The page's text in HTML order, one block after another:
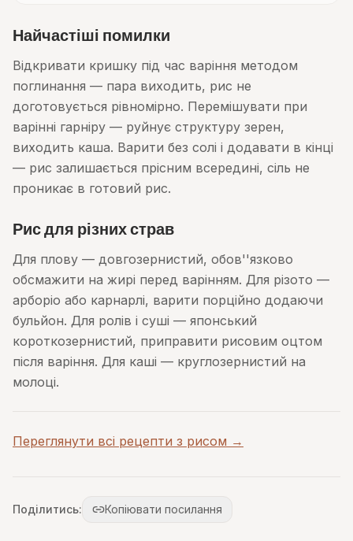
Найчастіші помилки
Відкривати кришку під час варіння методом
поглинання — пара виходить, рис не
доготовується рівномірно. Перемішувати при
варінні гарніру — руйнує структуру зерен,
виходить каша. Варити без солі і додавати в кінці
— рис залишається прісним всередині, сіль не
проникає в готовий рис.
Рис для різних страв
Для плову — довгозернистий, обов''язково
обсмажити на жирі перед варінням. Для різото —
арборіо або карнарлі, варити порційно додаючи
бульйон. Для ролів і суші — японський
короткозернистий, приправити рисовим оцтом
після варіння. Для каші — круглозернистий на
молоці.
Переглянути всі рецепти з рисом →
Поділитись: Копіювати посилання